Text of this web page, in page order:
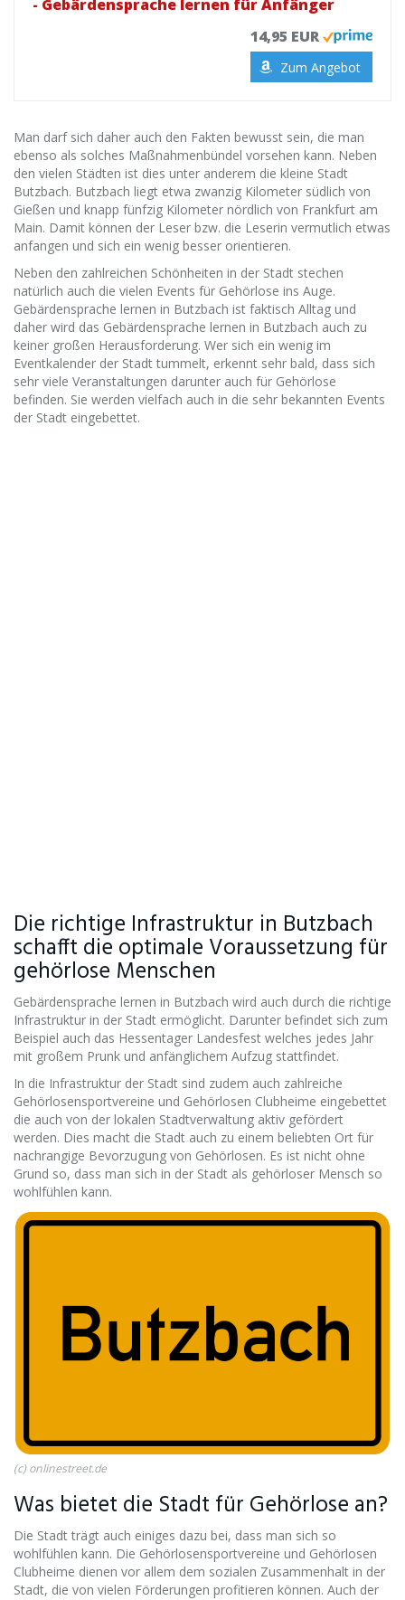
- Gebärdensprache lernen für Anfänger
14,95 EUR
Zum Angebot
Man darf sich daher auch den Fakten bewusst sein, die man
ebenso als solches Maßnahmenbündel vorsehen kann. Neben
den vielen Städten ist dies unter anderem die kleine Stadt
Butzbach. Butzbach liegt etwa zwanzig Kilometer südlich von
Gießen und knapp fünfzig Kilometer nördlich von Frankfurt am
Main. Damit können der Leser bzw. die Leserin vermutlich etwas
anfangen und sich ein wenig besser orientieren.
Neben den zahlreichen Schönheiten in der Stadt stechen
natürlich auch die vielen Events für Gehörlose ins Auge.
Gebärdensprache lernen in Butzbach ist faktisch Alltag und
daher wird das Gebärdensprache lernen in Butzbach auch zu
keiner großen Herausforderung. Wer sich ein wenig im
Eventkalender der Stadt tummelt, erkennt sehr bald, dass sich
sehr viele Veranstaltungen darunter auch für Gehörlose
befinden. Sie werden vielfach auch in die sehr bekannten Events
der Stadt eingebettet.
Die richtige Infrastruktur in Butzbach
schafft die optimale Voraussetzung für
gehörlose Menschen
Gebärdensprache lernen in Butzbach wird auch durch die richtige
Infrastruktur in der Stadt ermöglicht. Darunter befindet sich zum
Beispiel auch das Hessentager Landesfest welches jedes Jahr
mit großem Prunk und anfänglichem Aufzug stattfindet.
In die Infrastruktur der Stadt sind zudem auch zahlreiche
Gehörlosensportvereine und Gehörlosen Clubheime eingebettet
die auch von der lokalen Stadtverwaltung aktiv gefördert
werden. Dies macht die Stadt auch zu einem beliebten Ort für
nachrangige Bevorzugung von Gehörlosen. Es ist nicht ohne
Grund so, dass man sich in der Stadt als gehörloser Mensch so
wohlfühlen kann.
(c) onlinestreet.de
Was bietet die Stadt für Gehörlose an?
Die Stadt trägt auch einiges dazu bei, dass man sich so
wohlfühlen kann. Die Gehörlosensportvereine und Gehörlosen
Clubheime dienen vor allem dem sozialen Zusammenhalt in der
Stadt, die von vielen Förderungen profitieren können. Auch der